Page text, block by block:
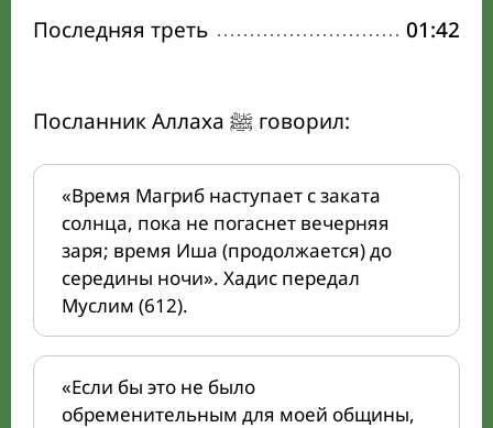
Последняя треть
01:42
Посланник Аллаха ﷺ говорил:
«Время Магриб наступает с заката
солнца, пока не погаснет вечерняя
заря; время Иша (продолжается) до
середины ночи». Хадис передал
Муслим (612).
«Если бы это не было
обременительным для моей общины,